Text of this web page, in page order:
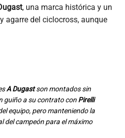
, una marca histórica y un
agarre del ciclocross, aunque
A Dugastson montados sin
guiño a su contrato con Pirelli
equipo, pero manteniendo la
del campeón para el máximo